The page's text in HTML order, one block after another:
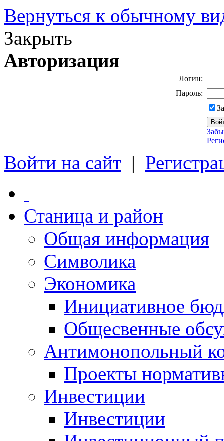
Вернуться к обычному
Закрыть
Авторизация
Логин:
Пароль:
Войти на сайт |
Станица и район
Общая информация
Символика
Экономика
Инициативное
Общесвенные
Антимонопольный
Проекты
Инвестиции
Инвестиции